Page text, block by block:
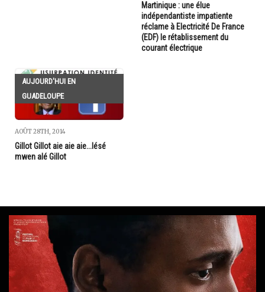
Martinique : une élue
indépendantiste impatiente
réclame à Electricité De France
(EDF) le rétablissement du
courant électrique
AUJOURD'HUI EN
GUADELOUPE
AOÛT 28TH, 2014
Gillot Gillot aie aie aie...lésé
mwen alé Gillot